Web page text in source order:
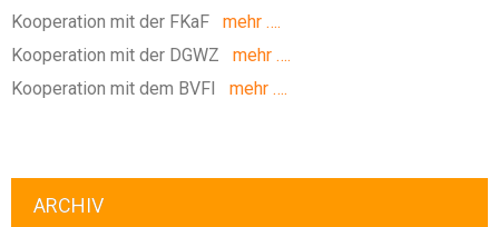
Kooperation mit der FKaF mehr ….
Kooperation mit der DGWZ mehr ….
Kooperation mit dem BVFI
mehr ….
ARCHIV